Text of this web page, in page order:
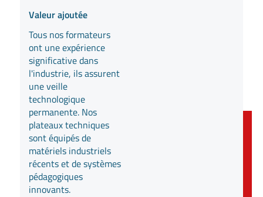
Valeur ajoutée
Tous nos formateurs
ont une expérience
significative dans
l'industrie, ils assurent
une veille
technologique
permanente. Nos
plateaux techniques
sont équipés de
matériels industriels
récents et de systèmes
pédagogiques
innovants.